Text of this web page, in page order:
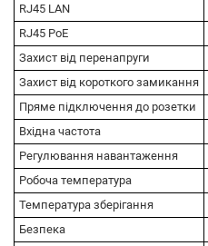
RJ45 LAN
RJ45 PoE
Захист від перенапруги
Захист від короткого замикання
Пряме підключення до розетки
Вхідна частота
Регулювання навантаження
Робоча температура
Температура зберігання
Безпека